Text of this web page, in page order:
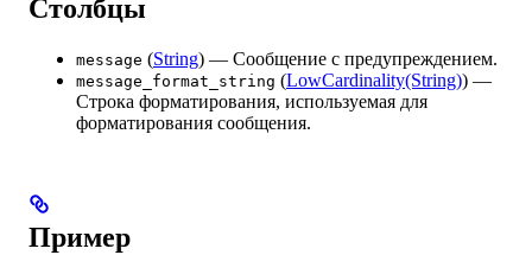
Столбцы
message (String) — Сообщение с предупреждением.
message_format_string (LowCardinality(String)) —
Строка форматирования, используемая для
форматирования сообщения.
Пример